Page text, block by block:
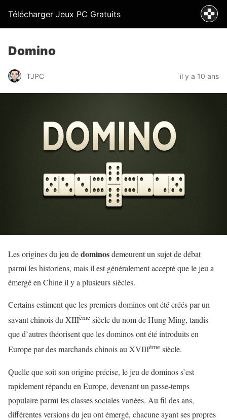
Télécharger Jeux PC Gratuits
Domino
TJPC il y a 10 ans
Les origines du jeu dedominosdemeurent un sujet de débat
parmi les historiens, mais il est généralement accepté que le jeu a
émergé en Chine il y a plusieurs siècles.
Certains estiment que les premiers dominos ont été créés par un
savant chinois du XIIIème siècle du nom de Hung Ming, tandis
que d’autres théorisent que les dominos ont été introduits en
Europe par des marchands chinois au XVIIIème siècle.
Quelle que soit son origine précise, le jeu de dominos s’est
rapidement répandu en Europe, devenant un passe-temps
populaire parmi les classes sociales variées. Au fil des ans,
différentes versions du jeu ont émergé, chacune ayant ses propres